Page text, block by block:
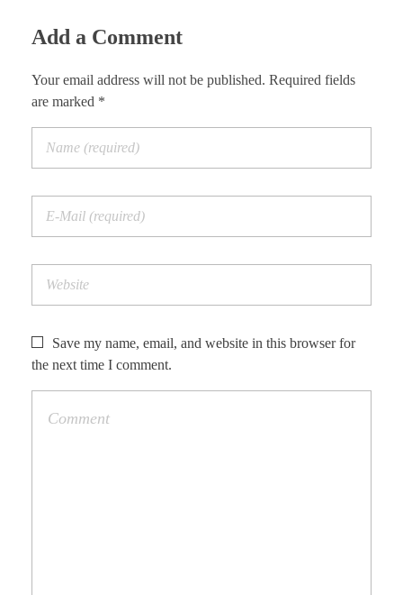
Add a Comment
Your email address will not be published. Required fields
are marked *
Save my name, email, and website in this browser for
the next time I comment.